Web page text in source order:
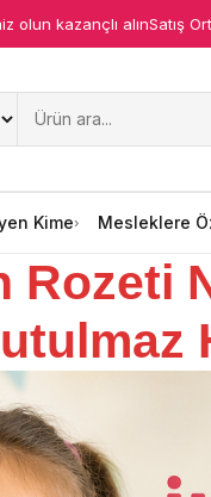
olun kazançlı alınSatış
Kime Mesleklere
Rozeti